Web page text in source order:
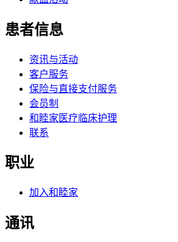
患者信息
资讯与活动
客户服务
保险与直接支付服务
会员制
和睦家医疗临床护理
联系
职业
加入和睦家
通讯